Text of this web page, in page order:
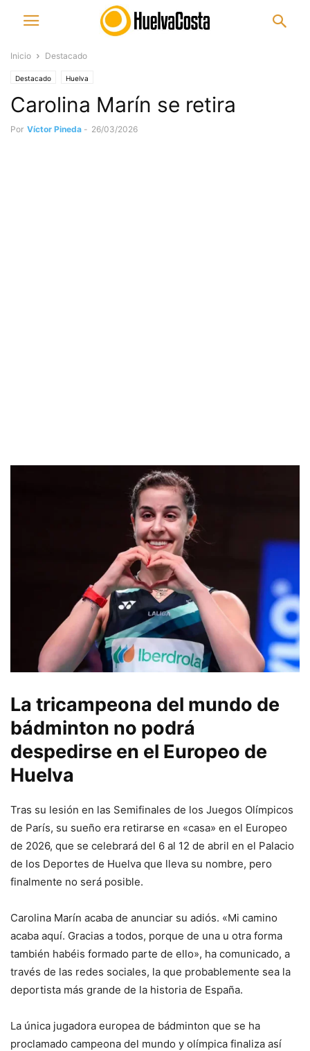
Inicio Destacado
Destacado Huelva
Carolina Marín se retira
Por Víctor Pineda - 26/03/2026
La tricampeona del mundo de
bádminton no podrá
despedirse en el Europeo de
Huelva
Tras su lesión en las Semifinales de los Juegos Olímpicos
de París, su sueño era retirarse en «casa» en el Europeo
de 2026, que se celebrará del 6 al 12 de abril en el Palacio
de los Deportes de Huelva que lleva su nombre, pero
finalmente no será posible.
Carolina Marín acaba de anunciar su adiós. «Mi camino
acaba aquí. Gracias a todos, porque de una u otra forma
también habéis formado parte de ello», ha comunicado, a
través de las redes sociales, la que probablemente sea la
deportista más grande de la historia de España.
La única jugadora europea de bádminton que se ha
proclamado campeona del mundo y olímpica finaliza así